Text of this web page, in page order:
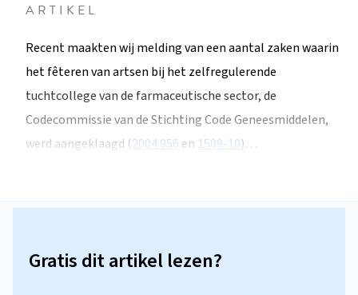
ARTIKEL
Recent maakten wij melding van een aantal zaken waarin
het fêteren van artsen bij het zelfregulerende
tuchtcollege van de farmaceutische sector, de
Codecommissie van de Stichting Code Geneesmiddelen,
werd aangeklaagd (2004:956 en 1509-10)…
Gratis dit artikel lezen?